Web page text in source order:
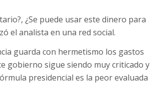
¿Se puede usar este dinero para
el analista en una red social.
guarda con hermetismo los gastos
gobierno sigue siendo muy criticado y
presidencial es la peor evaluada